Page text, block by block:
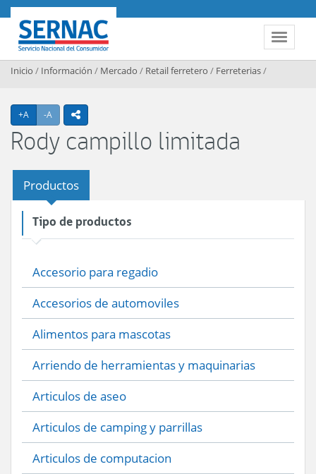
Contenido principal
Toggle
SERNAC
Inicio / Información / Mercado / Retail ferretero / Ferreterias/
+A Agrandar texto
-A Achicar textoicono compartir
Rody campillo limitada
Productos
Tipo de productos
Accesorio para regadio
Accesorios de automoviles
Alimentos para mascotas
Arriendo de herramientas y maquinarias
Articulos de aseo
Articulos de camping y parrillas
Articulos de computacion